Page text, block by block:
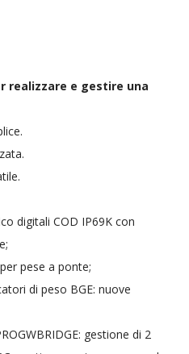
realizzare e gestire una
digitali COD IP69K con
pese a ponte;
di peso BGE: nuove
gestione di 2